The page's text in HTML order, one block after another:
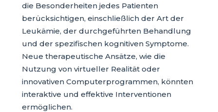
die Besonderheiten jedes Patienten
berücksichtigen, einschließlich der Art der
Leukämie, der durchgeführten Behandlung
und der spezifischen kognitiven Symptome.
Neue therapeutische Ansätze, wie die
Nutzung von virtueller Realität oder
innovativen Computerprogrammen, könnten
interaktive und effektive Interventionen
ermöglichen.